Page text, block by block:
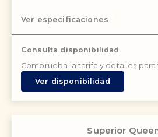
Ver especificaciones
Consulta disponibilidad
Comprueba la tarifa y detalles
Ver disponibilidad
Superior